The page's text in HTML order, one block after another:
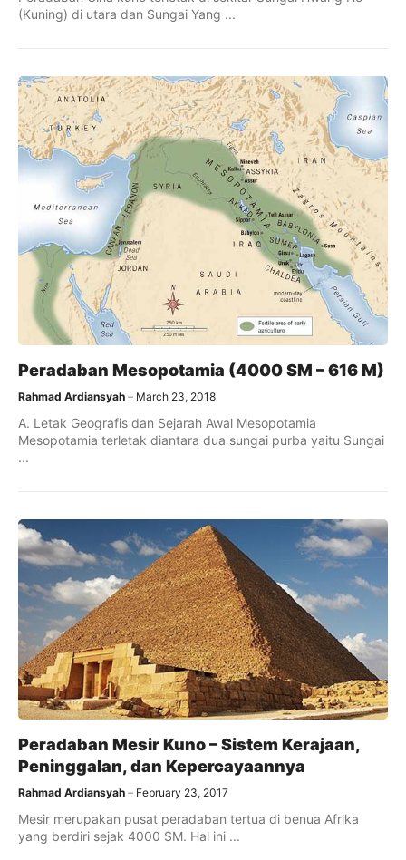
(Kuning) di utara dan Sungai Yang ...
Peradaban Mesopotamia (4000 SM – 616 M)
Rahmad Ardiansyah March 23, 2018
A. Letak Geografis dan Sejarah Awal Mesopotamia
Mesopotamia terletak diantara dua sungai purba yaitu Sungai
...
Peradaban Mesir Kuno – Sistem Kerajaan,
Peninggalan, dan Kepercayaannya
Rahmad Ardiansyah February 23, 2017
Mesir merupakan pusat peradaban tertua di benua Afrika
yang berdiri sejak 4000 SM. Hal ini ...